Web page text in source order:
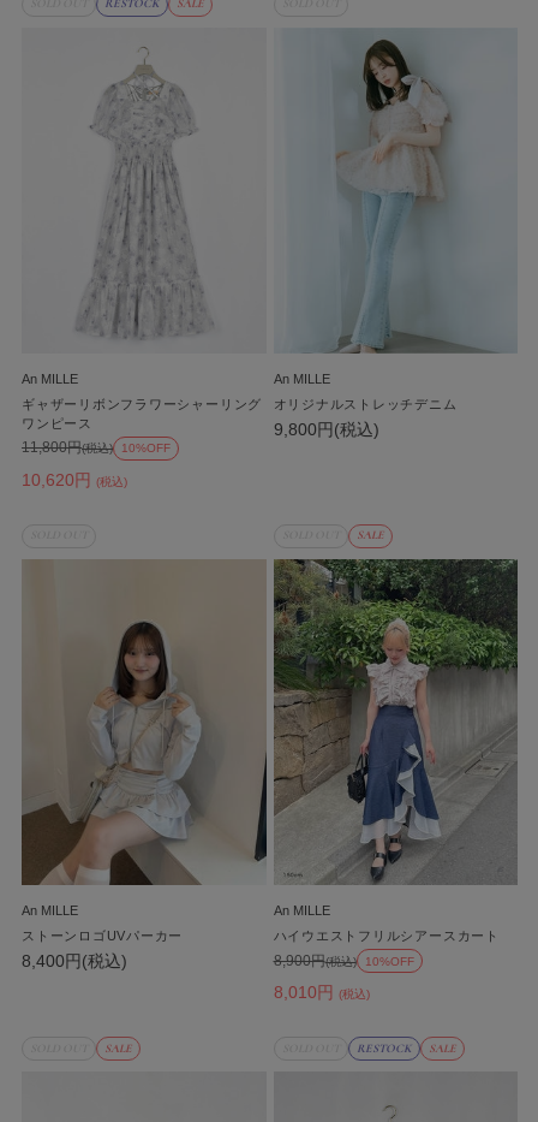
RESTOCK SALE
An MILLE
ギャザーリボンフラワーシャーリング
ワンピース
10,620円 (税込)
11,800円(税込) 10%OFF
An MILLE
オリジナルストレッチデニム
9,800円(税込)
An MILLE
ストーンロゴUVパーカー
8,400円(税込)
SALE
An MILLE
ハイウエストフリルシアースカート
8,010円 (税込)
8,900円(税込) 10%OFF
SALE RESTOCK SALE